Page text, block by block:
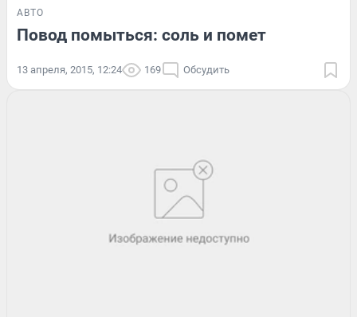
АВТО
Повод помыться: соль и помет
13 апреля, 2015, 12:24 169 Обсудить